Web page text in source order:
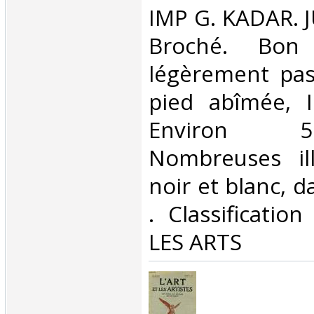
‎IMP G. KADAR.
Broché.
légèrement
pied abîmée,
Environ
Nombreuses
noir et blanc,
.
LES ARTS‎